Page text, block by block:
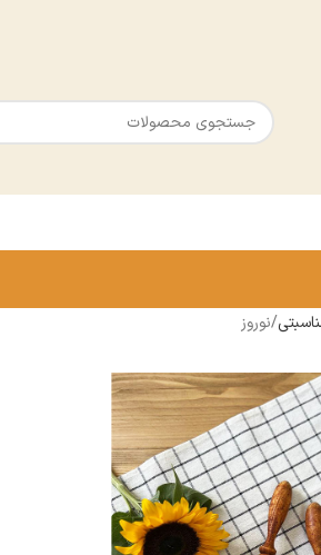
نوروز